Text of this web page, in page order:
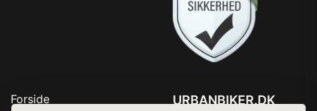
Forside
URBANBIKER.DK